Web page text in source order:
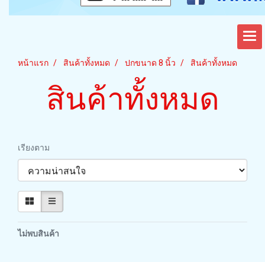
หน้าแรก สินค้าทั้งหมด ปกขนาด 8 นิ้ว สินค้าทั้งหมด
สินค้าทั้งหมด
เรียงตาม
ไม่พบสินค้า